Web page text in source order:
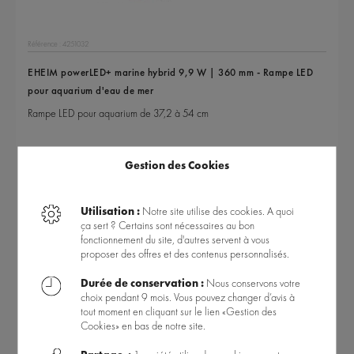
Gestion des Cookies
Utilisation : Notre site utilise des cookies. A quoi
ça sert ? Certains sont nécessaires au bon
fonctionnement du site, d'autres servent à vous
proposer des offres et des contenus personnalisés.
Durée de conservation : Nous conservons votre
choix pendant 9 mois. Vous pouvez changer d’avis à
tout moment en cliquant sur le lien «Gestion des
Cookies» en bas de notre site.
Référence : 4251032
EHEIM powerLED+ marine hybrid 9,9 W | 360 mm - Rampe LED
pour aquarium d'eau de mer
Rampe LED pour aquarium de 37,2 à 54 cm
1 produit en stock